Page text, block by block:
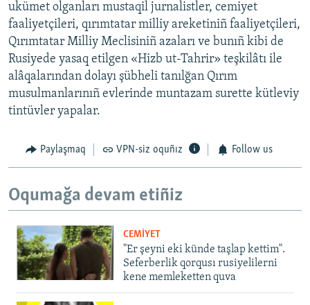
ukümet olganları mustaqil jurnalistler, cemiyet
faaliyetçileri, qırımtatar milliy areketiniñ faaliyetçileri,
Qırımtatar Milliy Meclisiniñ azaları ve bunıñ kibi de
Rusiyede yasaq etilgen «Hizb ut-Tahrir» teşkilâtı ile
alâqalarından dolayı şübheli tanılğan Qırım
musulmanlarınıñ evlerinde muntazam surette kütleviy
tintüvler yapalar.
Paylaşmaq VPN-siz oquñız Follow us
Oqumağa devam etiñiz
CEMİYET
"Er şeyni eki künde taşlap kettim".
Seferberlik qorqusı rusiyelilerni
kene memleketten quva